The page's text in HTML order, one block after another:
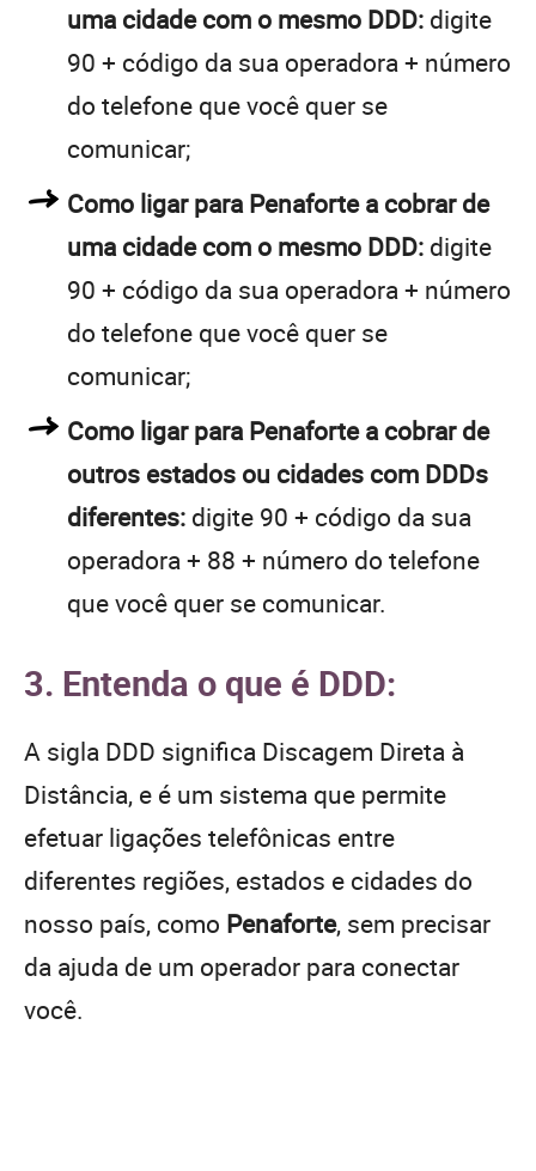
uma cidade com o mesmo DDD: digite
90 + código da sua operadora + número
do telefone que você quer se
comunicar;
Como ligar para Penaforte a cobrar de
uma cidade com o mesmo DDD: digite
90 + código da sua operadora + número
do telefone que você quer se
comunicar;
Como ligar para Penaforte a cobrar de
outros estados ou cidades com DDDs
diferentes: digite 90 + código da sua
operadora + 88 + número do telefone
que você quer se comunicar.
3. Entenda o que é DDD:
A sigla DDD significa Discagem Direta à
Distância, e é um sistema que permite
efetuar ligações telefônicas entre
diferentes regiões, estados e cidades do
nosso país, como Penaforte, sem precisar
da ajuda de um operador para conectar
você.